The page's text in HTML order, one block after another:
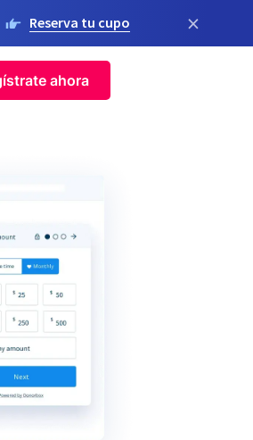
Reserva tu cupo ×
ahora